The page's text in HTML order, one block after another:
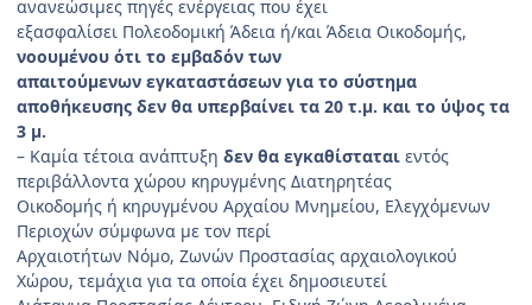
ανανεώσιμες πηγές ενέργειας που έχει
εξασφαλίσει Πολεοδομική Άδεια ή/και Άδεια Οικοδομής,
νοουμένου ότι το εμβαδόν των
απαιτούμενων εγκαταστάσεων για το σύστημα
αποθήκευσης δεν θα υπερβαίνει τα 20 τ.μ. και το ύψος τα
3 μ.
– Καμία τέτοια ανάπτυξη δεν θα εγκαθίσταται εντός
περιβάλλοντα χώρου κηρυγμένης Διατηρητέας
Οικοδομής ή κηρυγμένου Αρχαίου Μνημείου, Ελεγχόμενων
Περιοχών σύμφωνα με τον περί
Αρχαιοτήτων Νόμο, Ζωνών Προστασίας αρχαιολογικού
Χώρου, τεμάχια για τα οποία έχει δημοσιευτεί